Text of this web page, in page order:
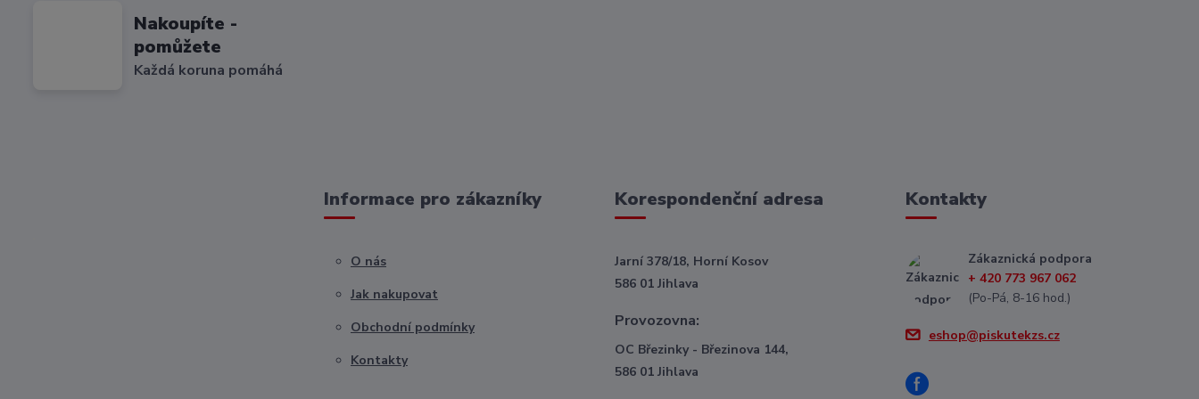
Nakoupíte -
pomůžete
Každá koruna pomáhá
Informace pro zákazníky
O nás
Jak nakupovat
Obchodní podmínky
Kontakty
Korespondenční adresa
Jarní 378/18, Horní Kosov
586 01 Jihlava
Provozovna:
OC Březinky - Březinova 144,
586 01 Jihlava
Kontakty
Zákaznická podpora
+ 420 773 967 062
(Po-Pá, 8-16 hod.)
eshop@piskutekzs.cz